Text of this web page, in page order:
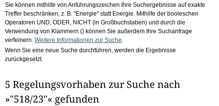
Sie können mithilfe von Anführungszeichen Ihre Suchergebnisse auf exakte
Treffer beschränken, z. B. "Energie" statt Energie. Mithilfe der booleschen
Operatoren UND, ODER, NICHT (in Großbuchstaben) und durch die
Verwendung von Klammern () können Sie außerdem Ihre Suchanfrage
verfeinern. Weitere Informationen zur Suche
Wenn Sie eine neue Suche durchführen, werden die Ergebnisse
zurückgesetzt.
5 Regelungsvorhaben zur Suche nach
»"518/23"« gefunden